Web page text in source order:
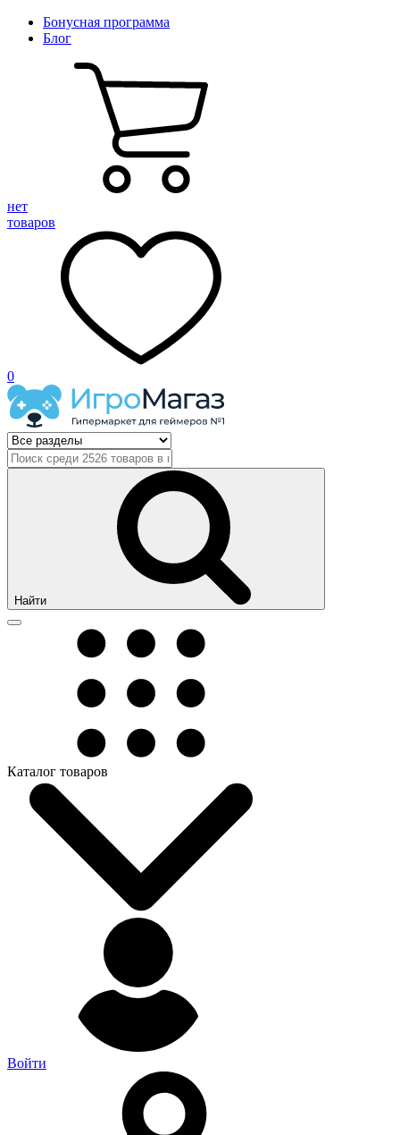
Бонусная программа
Блог
нет
товаров
0
Найти
Каталог товаров
Войти